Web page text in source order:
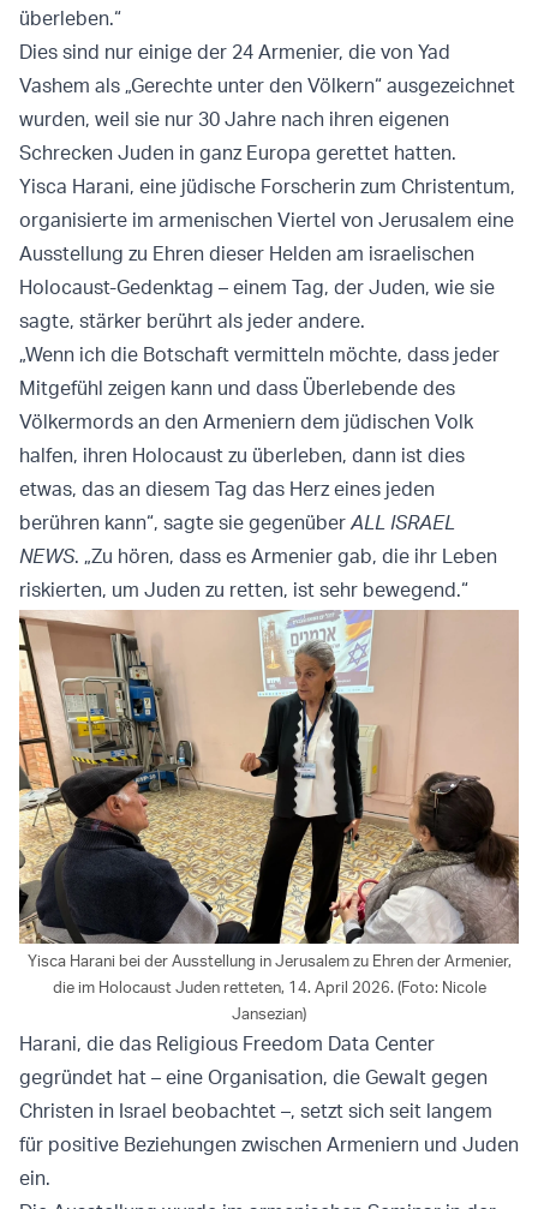
überleben.“
Dies sind nur einige der 24 Armenier, die von Yad
Vashem als „Gerechte unter den Völkern“ ausgezeichnet
wurden, weil sie nur 30 Jahre nach ihren eigenen
Schrecken Juden in ganz Europa gerettet hatten.
Yisca Harani, eine jüdische Forscherin zum Christentum,
organisierte im armenischen Viertel von Jerusalem eine
Ausstellung zu Ehren dieser Helden am israelischen
Holocaust-Gedenktag – einem Tag, der Juden, wie sie
sagte, stärker berührt als jeder andere.
„Wenn ich die Botschaft vermitteln möchte, dass jeder
Mitgefühl zeigen kann und dass Überlebende des
Völkermords an den Armeniern dem jüdischen Volk
halfen, ihren Holocaust zu überleben, dann ist dies
etwas, das an diesem Tag das Herz eines jeden
berühren kann“, sagte sie gegenüberALL ISRAEL
NEWS. „Zu hören, dass es Armenier gab, die ihr Leben
riskierten, um Juden zu retten, ist sehr bewegend.“
Yisca Harani bei der Ausstellung in Jerusalem zu Ehren der Armenier,
die im Holocaust Juden retteten, 14. April 2026. (Foto: Nicole
Jansezian)
Harani, die das Religious Freedom Data Center
gegründet hat – eine Organisation, die Gewalt gegen
Christen in Israel beobachtet –, setzt sich seit langem
für positive Beziehungen zwischen Armeniern und Juden
ein.